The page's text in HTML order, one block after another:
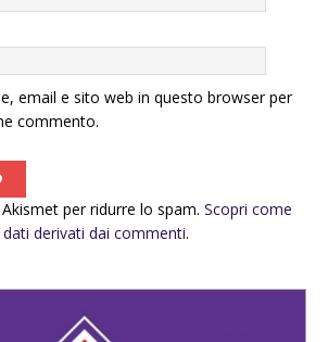
email e sito web in questo browser per
commento.
per ridurre lo spam. Scopri come
derivati dai commenti.